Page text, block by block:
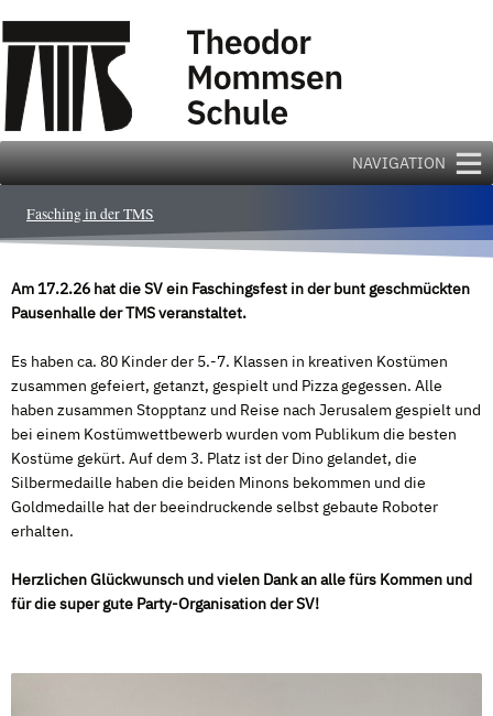
springen
NAVIGATION
Fasching in der TMS
Am 17.2.26 hat die SV ein Faschingsfest in der bunt geschmückten
Pausenhalle der TMS veranstaltet.
Es haben ca. 80 Kinder der 5.-7. Klassen in kreativen Kostümen
zusammen gefeiert, getanzt, gespielt und Pizza gegessen. Alle
haben zusammen Stopptanz und Reise nach Jerusalem gespielt und
bei einem Kostümwettbewerb wurden vom Publikum die besten
Kostüme gekürt. Auf dem 3. Platz ist der Dino gelandet, die
Silbermedaille haben die beiden Minons bekommen und die
Goldmedaille hat der beeindruckende selbst gebaute Roboter
erhalten.
Herzlichen Glückwunsch und vielen Dank an alle fürs Kommen und
für die super gute Party-Organisation der SV!